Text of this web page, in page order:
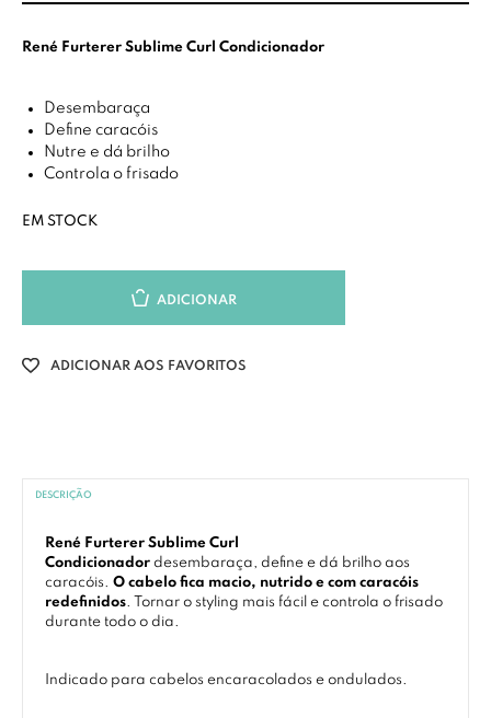
René Furterer Sublime Curl Condicionador
Desembaraça
Define caracóis
Nutre e dá brilho
Controla o frisado
EM STOCK
ADICIONAR
ADICIONAR AOS FAVORITOS
DESCRIÇÃO
René Furterer Sublime Curl
Condicionador desembaraça, define e dá brilho aos
caracóis. O cabelo fica macio, nutrido e com caracóis
redefinidos. Tornar o styling mais fácil e controla o frisado
durante todo o dia.
Indicado para cabelos encaracolados e ondulados.